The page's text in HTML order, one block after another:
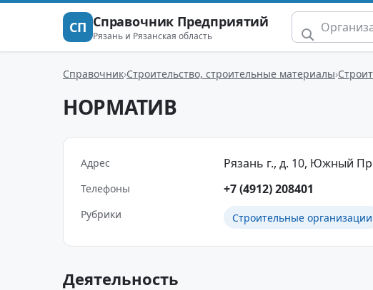
СП Справочник Предприятий
Рязань и Рязанская область
Справочник Строительство, строительные материалы
НОРМАТИВ
Адрес Рязань г., д. 10, Южный
Телефоны +7 (4912) 208401
Рубрики Строительные организации
Деятельность